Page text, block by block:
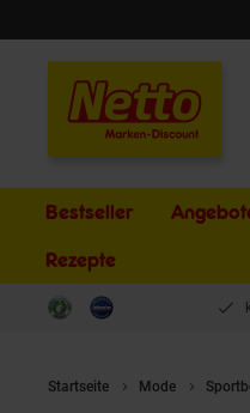
Bestseller
Rezepte
Startseite Mode